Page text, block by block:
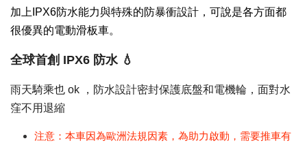
加上IPX6防水能力與特殊的防暴衝設計， 可說是各方面都
很優異的電動滑板車。
全球首創 IPX6 防水 💧
雨天騎乘也 ok ，防水設計密封保護底盤和電機輪，面對水
窪不用退縮
注意：本車因為歐洲法規因素，為助力啟動，需要推車有